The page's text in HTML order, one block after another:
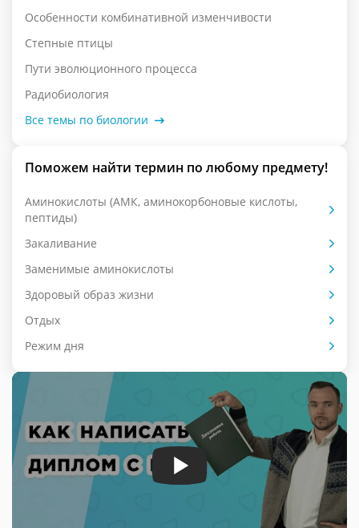
Особенности комбинативной изменчивости
Степные птицы
Пути эволюционного процесса
Радиобиология
Все темы по биологии
Поможем найти термин по любому предмету!
Аминокислоты (АМК, аминокорбоновые кислоты,
пептиды)
Закаливание
Заменимые аминокислоты
Здоровый образ жизни
Отдых
Режим дня